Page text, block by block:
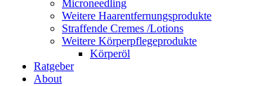
Microneedling
Weitere Haarentfernungsprodukte
Straffende Cremes /Lotions
Weitere Körperpflegeprodukte
Körperöl
Ratgeber
About